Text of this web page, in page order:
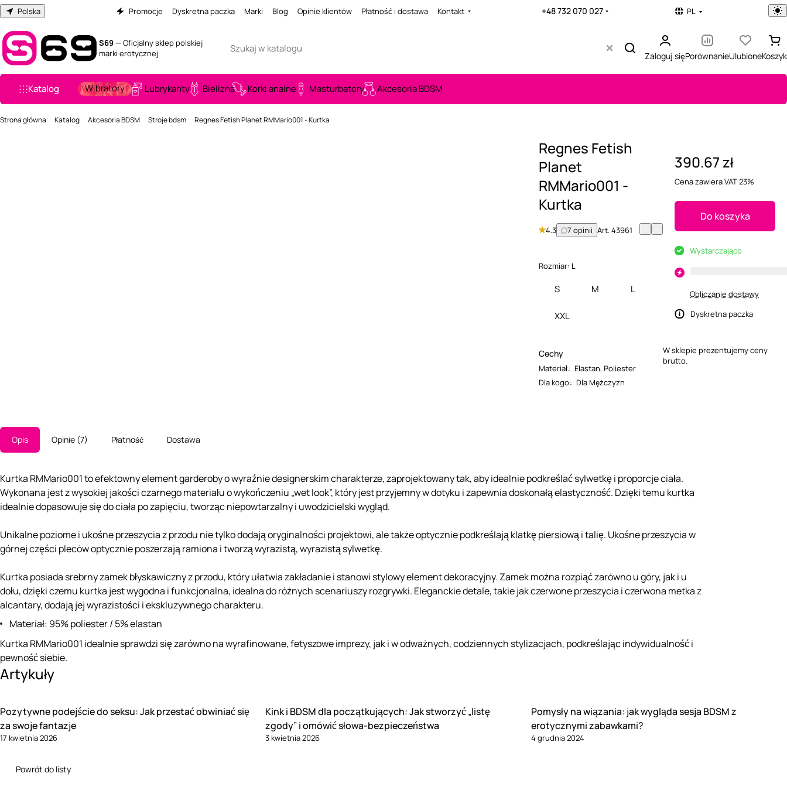
Polska Promocje Dyskretna paczka Marki Blog Opinie klientów Płatność i dostawa Kontakt +48 732 070 027 PL
S69— Oficjalny sklep polskiej
marki erotycznej
Zaloguj sięPorównanieUlubioneKoszyk
Katalog Wibratory Lubrykanty Bielizna Korki analne Masturbatory Akcesoria BDSM
Strona główna Katalog Akcesoria BDSM Stroje bdsm Regnes Fetish Planet RMMario001 - Kurtka
Regnes Fetish
Planet
RMMario001 -
Kurtka
4.3 7 opinii Art.43961
Rozmiar: L
S M L
XXL
Cechy
Materiał: Elastan, Poliester
Dla kogo: Dla Mężczyzn
390.67 zł
Cena zawiera VAT 23%
Do koszyka
Wystarczająco
Obliczanie dostawy
Dyskretna paczka
W sklepie prezentujemy ceny
brutto.
Opis Opinie 7 Płatność Dostawa
Kurtka RMMario001 to efektowny element garderoby o wyraźnie designerskim charakterze, zaprojektowany tak, aby idealnie podkreślać sylwetkę i proporcje ciała.
Wykonana jest z wysokiej jakości czarnego materiału o wykończeniu „wet look”, który jest przyjemny w dotyku i zapewnia doskonałą elastyczność. Dzięki temu kurtka
idealnie dopasowuje się do ciała po zapięciu, tworząc niepowtarzalny i uwodzicielski wygląd.
Unikalne poziome i ukośne przeszycia z przodu nie tylko dodają oryginalności projektowi, ale także optycznie podkreślają klatkę piersiową i talię. Ukośne przeszycia w
górnej części pleców optycznie poszerzają ramiona i tworzą wyrazistą, wyrazistą sylwetkę.
Kurtka posiada srebrny zamek błyskawiczny z przodu, który ułatwia zakładanie i stanowi stylowy element dekoracyjny. Zamek można rozpiąć zarówno u góry, jak i u
dołu, dzięki czemu kurtka jest wygodna i funkcjonalna, idealna do różnych scenariuszy rozgrywki. Eleganckie detale, takie jak czerwone przeszycia i czerwona metka z
alcantary, dodają jej wyrazistości i ekskluzywnego charakteru.
Materiał: 95% poliester / 5% elastan
Kurtka RMMario001 idealnie sprawdzi się zarówno na wyrafinowane, fetyszowe imprezy, jak i w odważnych, codziennych stylizacjach, podkreślając indywidualność i
pewność siebie.
Artykuły
Pozytywne podejście do seksu: Jak przestać obwiniać się
za swoje fantazje
17 kwietnia 2026
Kink i BDSM dla początkujących: Jak stworzyć „listę
zgody” i omówić słowa-bezpieczeństwa
3 kwietnia 2026
Pomysły na wiązania: jak wygląda sesja BDSM z
erotycznymi zabawkami?
4 grudnia 2024
Powrót do listy